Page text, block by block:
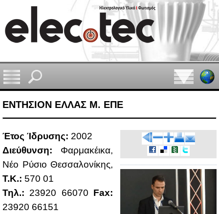
ΕΝΤΗΣΙΟΝ ΕΛΛΑΣ Μ. ΕΠΕ
Έτος Ίδρυ­σης: 2002
Διεύ­θυν­ση: Φαρ­μα­κέι­κα,
Νέο Ρύ­σιο Θεσ­σα­λο­νί­κης,
Τ.Κ.: 570 01
Τηλ.: 23920 66070 Fax:
23920 66151